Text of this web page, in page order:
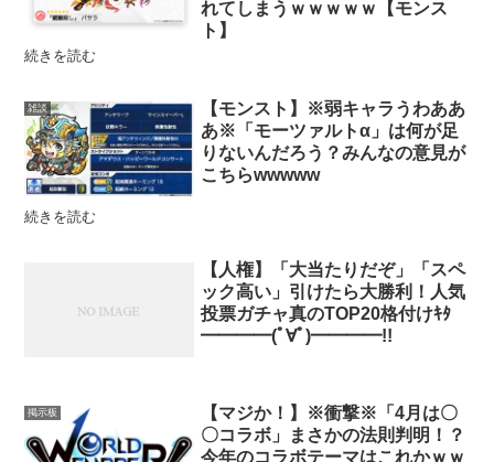
れてしまうｗｗｗｗｗ【モンス
ト】
続きを読む
雑談
【モンスト】※弱キャラうわああ
あ※「モーツァルトα」は何が足
りないんだろう？みんなの意見が
こちらwwwww
続きを読む
【人権】「大当たりだぞ」「スペ
ック高い」引けたら大勝利！人気
投票ガチャ真のTOP20格付けｷﾀ
━━━━(ﾟ∀ﾟ)━━━━!!
掲示板
【マジか！】※衝撃※「4月は〇
〇コラボ」まさかの法則判明！？
今年のコラボテーマはこれかｗｗ